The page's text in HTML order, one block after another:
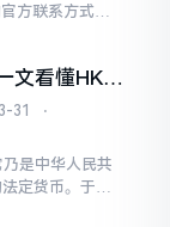
方联系方式以
文看懂HKD
31
⋅
是中华人民共
定货币。于全